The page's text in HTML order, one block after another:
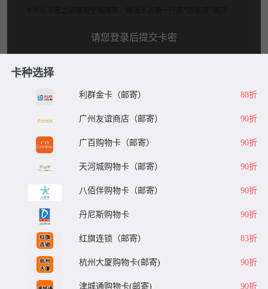
请您登录后提交卡密
去登录
兑换说明
1.平台24小时可提交兑换，可随时提现，系统自动处理。 2.请
源正规合法:提现秒到账 微信、支付宝提现0费用。 4.为保证您
的账户安全，请配合平台做好相关身份认证，提现必须保持实
名账号一致。 5.本平台只回收合法来源的卡券，严禁使用本平
台进行销赃、诈骗、洗钱等违法犯罪活动。 6.如有回收问题，
请点在线咨询（在线客服 QQ 微信 电话）
卡种选择
利群金卡（邮寄） 88折
广州友谊商店（邮寄） 90折
广百购物卡（邮寄） 90折
天河城购物卡（邮寄） 90折
八佰伴购物卡（邮寄） 90折
丹尼斯购物卡 90折
红旗连锁（邮寄） 83折
杭州大厦购物卡(邮寄) 90折
津城通购物卡(邮寄) 90折